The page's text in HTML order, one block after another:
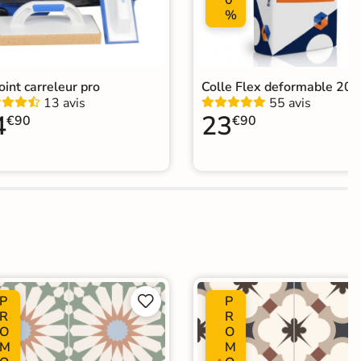
carreleur pro
13 avis
€90
%
Colle Flex deformable
55 avis
23€90
P
R
O
M


P
R
O
M